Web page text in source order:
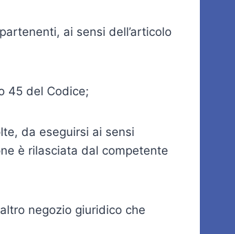
ai sensi dell’articolo
45 del Codice;
da eseguirsi ai sensi
è rilasciata dal competente
negozio giuridico che